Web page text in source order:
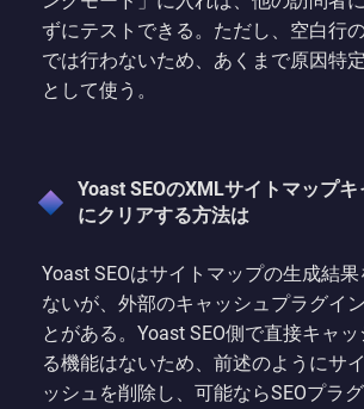
ずにテストできる。ただし、空白行
では行わないため、あくまで原因特
として使う。
Yoast SEOのXMLサイトマップ
にクリアする方法は
Yoast SEOはサイトマップの生成結
ないが、外部のキャッシュプラグイ
とがある。Yoast SEO側で直接キャ
る機能はないため、前述のようにサ
ッシュを削除し、可能ならSEOプラ